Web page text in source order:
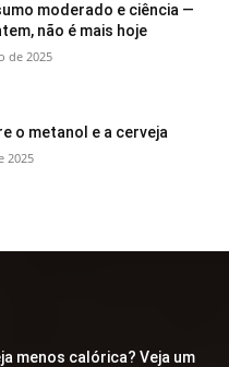
moderado e ciência —
não é mais hoje
de 2025
o metanol e a cerveja
2025
menos calórica? Veja um